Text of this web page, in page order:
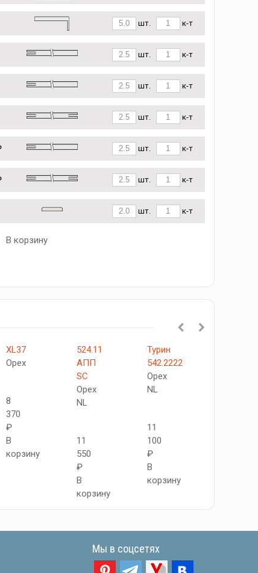
шт. к-т
шт. к-т
шт. к-т
шт. к-т
шт. к-т
шт. к-т
шт. к-т
В корзину
XL37
Орех
8
370
₽
В
корзину
524.11
АПП
SC
Орех
NL
11
550
₽
В
корзину
Турин
542.2222
Орех
NL
11
100
₽
В
корзину
Мы в соцсетях